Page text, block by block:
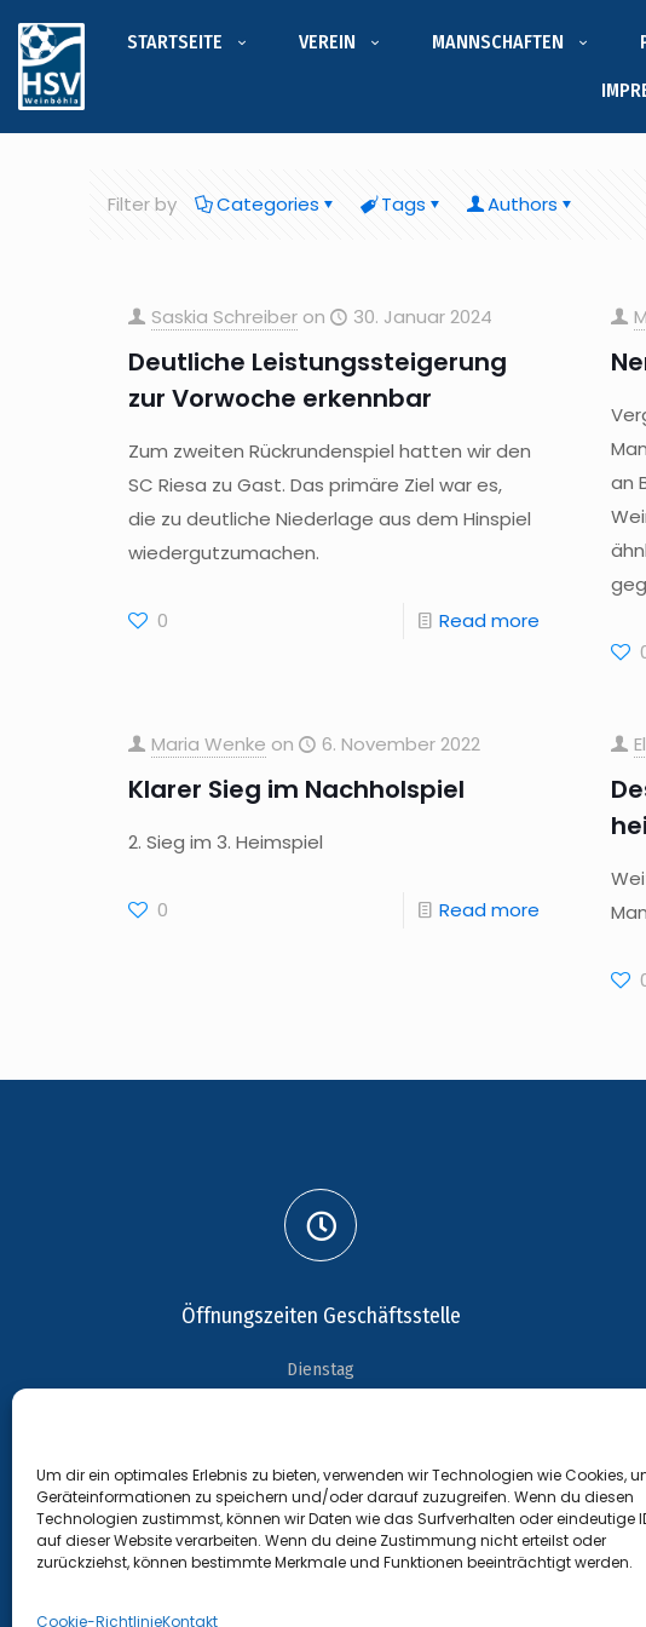
Um dir ein optimales Erlebnis zu bieten, verwenden wir Technologien wie Cookies,
Geräteinformationen zu speichern und/oder darauf zuzugreifen. Wenn du diesen
Technologien zustimmst, können wir Daten wie das Surfverhalten oder eindeutige
auf dieser Website verarbeiten. Wenn du deine Zustimmung nicht erteilst oder
zurückziehst, können bestimmte Merkmale und Funktionen beeinträchtigt werden.
Cookie-RichtlinieKontakt
STARTSEITE VEREIN MANNSCHAFTEN
Filter by Categories Tags Authors
Saskia Schreiber on 30. Januar 2024
Deutliche Leistungssteigerung
zur Vorwoche erkennbar
Zum zweiten Rückrundenspiel hatten wir den
SC Riesa zu Gast. Das primäre Ziel war es,
die zu deutliche Niederlage aus dem Hinspiel
wiedergutzumachen.
0 Read more
an
Maria Wenke on 6. November 2022
Klarer Sieg im Nachholspiel
2. Sieg im 3. Heimspiel
0 Read more
Öffnungszeiten Geschäftsstelle
Dienstag